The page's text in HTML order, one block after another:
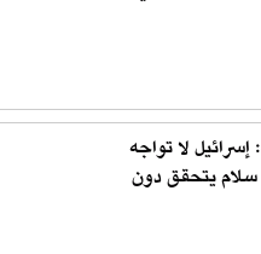
لا تواجه
سلام يتحقق دون